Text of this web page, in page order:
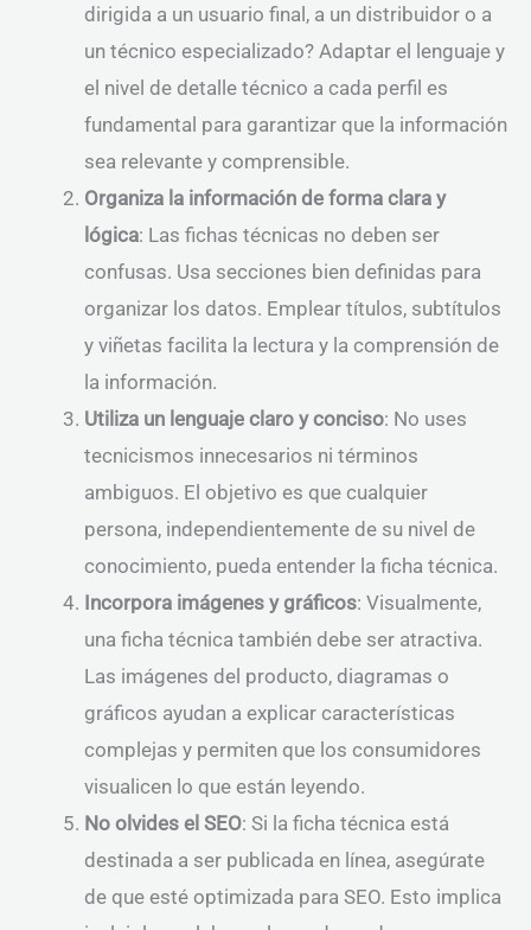
dirigida a un usuario final, a un distribuidor o a
un técnico especializado? Adaptar el lenguaje y
el nivel de detalle técnico a cada perfil es
fundamental para garantizar que la información
sea relevante y comprensible.
Organiza la información de forma clara y
lógica: Las fichas técnicas no deben ser
confusas. Usa secciones bien definidas para
organizar los datos. Emplear títulos, subtítulos
y viñetas facilita la lectura y la comprensión de
la información.
Utiliza un lenguaje claro y conciso: No uses
tecnicismos innecesarios ni términos
ambiguos. El objetivo es que cualquier
persona, independientemente de su nivel de
conocimiento, pueda entender la ficha técnica.
Incorpora imágenes y gráficos: Visualmente,
una ficha técnica también debe ser atractiva.
Las imágenes del producto, diagramas o
gráficos ayudan a explicar características
complejas y permiten que los consumidores
visualicen lo que están leyendo.
No olvides el SEO: Si la ficha técnica está
destinada a ser publicada en línea, asegúrate
de que esté optimizada para SEO. Esto implica